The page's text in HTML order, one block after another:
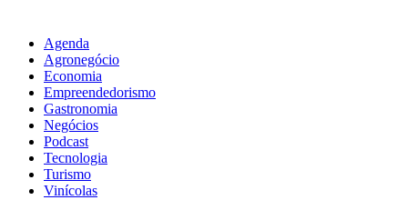
Agenda
Agronegócio
Economia
Empreendedorismo
Gastronomia
Negócios
Podcast
Tecnologia
Turismo
Vinícolas